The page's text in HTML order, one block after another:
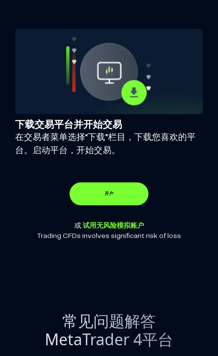
下载交易平台并开始交易
在交易者菜单选择“下载”栏目，下载您喜欢的平
台。启动平台，开始交易。
开户
或 试用无风险模拟账户
Trading CFDs involves significant risk of loss
常见问题解答
MetaTrader 4平台